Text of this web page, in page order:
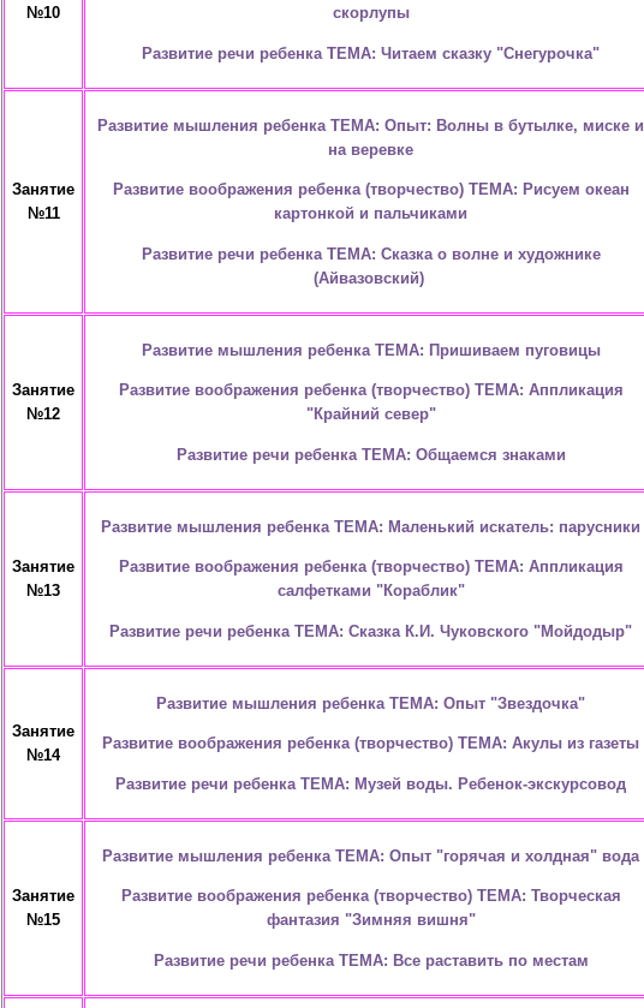
№10
скорлупы
Развитие речи ребенка ТЕМА: Читаем сказку "Снегурочка"
Занятие
№11
Развитие мышления ребенка ТЕМА: Опыт: Волны в бутылке, миске и
на веревке
Развитие воображения ребенка (творчество) ТЕМА: Рисуем океан
картонкой и пальчиками
Развитие речи ребенка ТЕМА: Сказка о волне и художнике
(Айвазовский)
Занятие
№12
Развитие мышления ребенка ТЕМА: Пришиваем пуговицы
Развитие воображения ребенка (творчество) ТЕМА: Аппликация
"Крайний север"
Развитие речи ребенка ТЕМА: Общаемся знаками
Занятие
№13
Развитие мышления ребенка ТЕМА: Маленький искатель: парусники
Развитие воображения ребенка (творчество) ТЕМА: Аппликация
салфетками "Кораблик"
Развитие речи ребенка ТЕМА: Сказка К.И. Чуковского "Мойдодыр"
Занятие
№14
Развитие мышления ребенка ТЕМА: Опыт "Звездочка"
Развитие воображения ребенка (творчество) ТЕМА: Акулы из газеты
Развитие речи ребенка ТЕМА: Музей воды. Ребенок-экскурсовод
Занятие
№15
Развитие мышления ребенка ТЕМА: Опыт "горячая и холдная" вода
Развитие воображения ребенка (творчество) ТЕМА: Творческая
фантазия "Зимняя вишня"
Развитие речи ребенка ТЕМА: Все раставить по местам